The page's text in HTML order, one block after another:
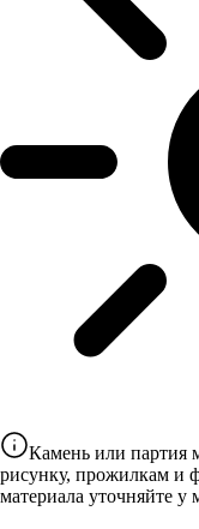
Камень или партия
рисунку, прожилкам и
материала уточняйте у